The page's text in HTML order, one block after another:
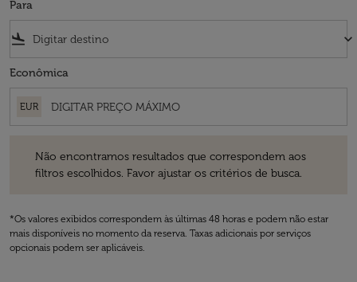
Para
flight_land keyboard_arrow_down
Econômica
EUR
Não encontramos resultados que correspondem aos
filtros escolhidos. Favor ajustar os critérios de busca.
*Os valores exibidos correspondem às últimas 48 horas e podem não estar
mais disponíveis no momento da reserva. Taxas adicionais por serviços
opcionais podem ser aplicáveis.